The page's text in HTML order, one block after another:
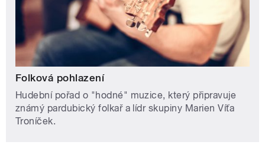
Folková pohlazení
Hudební pořad o "hodné" muzice, který připravuje
známý pardubický folkař a lídr skupiny Marien Víťa
Troníček.